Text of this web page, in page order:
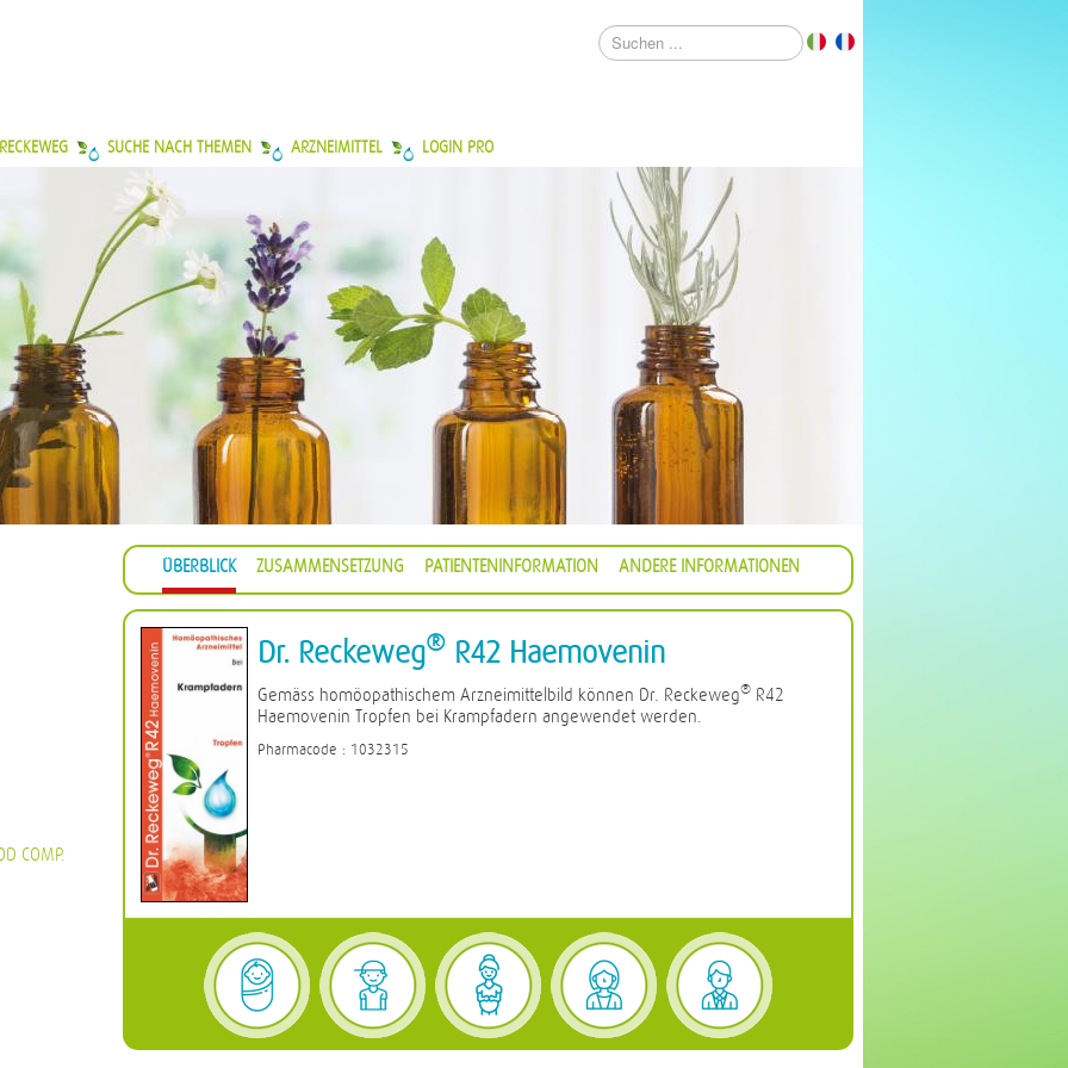
SUCHE NACH THEMEN ARZNEIMITTEL LOGIN PRO
COMP.
ÜBERBLICK ZUSAMMENSETZUNG PATIENTENINFORMATION ANDERE INFORMATIONEN
Dr. Reckeweg® R42 Haemovenin
Gemäss homöopathischem Arzneimittelbild können Dr. Reckeweg® R42
Haemovenin Tropfen bei Krampfadern angewendet werden.
Pharmacode : 1032315